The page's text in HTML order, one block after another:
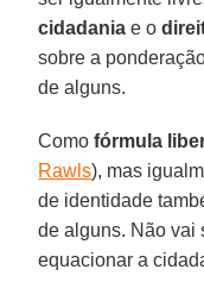
cidadania e o
sobre a
de alguns.
Comofórmula
Rawls), mas
de identidade
de alguns. Não vai
equacionar a